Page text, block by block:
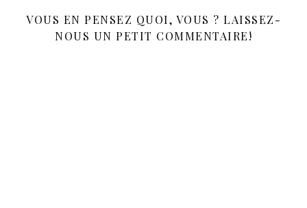
VOUS EN PENSEZ QUOI, VOUS ? LAISSEZ-
NOUS UN PETIT COMMENTAIRE!